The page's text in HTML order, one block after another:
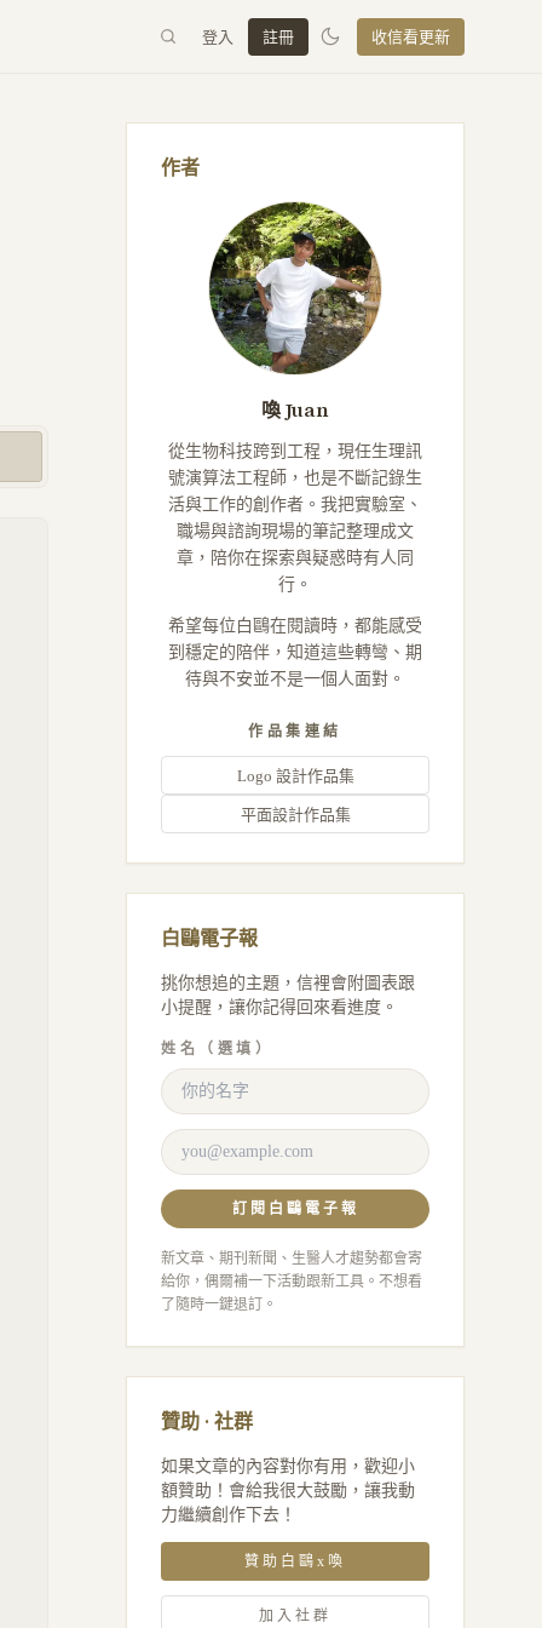
登入 註冊 收信看更新
作者
喚 Juan
從生物科技跨到工程，現任生理訊
號演算法工程師，也是不斷記錄生
活與工作的創作者。我把實驗室、
職場與諮詢現場的筆記整理成文
章，陪你在探索與疑惑時有人同
行。
希望每位白鷗在閱讀時，都能感受
到穩定的陪伴，知道這些轉彎、期
待與不安並不是一個人面對。
作品集連結
Logo 設計作品集
平面設計作品集
白鷗電子報
挑你想追的主題，信裡會附圖表跟
小提醒，讓你記得回來看進度。
姓名（選填）
訂閱白鷗電子報
新文章、期刊新聞、生醫人才趨勢都會寄
給你，偶爾補一下活動跟新工具。不想看
了隨時一鍵退訂。
贊助 · 社群
如果文章的內容對你有用，歡迎小
額贊助！會給我很大鼓勵，讓我動
力繼續創作下去！
贊助白鷗x喚
加入社群